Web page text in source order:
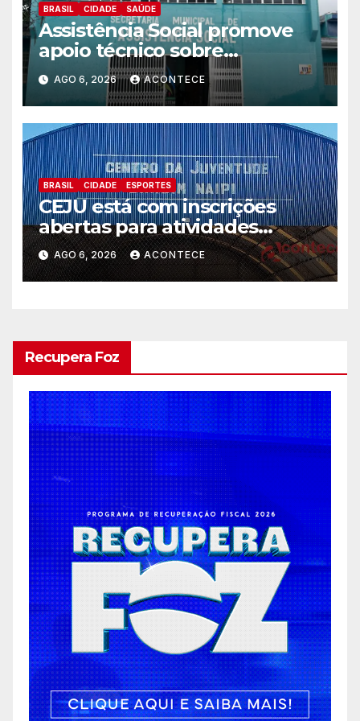
BRASIL CIDADE SAÚDE
Assistência Social promove
apoio técnico sobre
preparação e resposta a
situações de emergência e
calamidade pública
AGO 6, 2026 ACONTECE
BRASIL CIDADE ESPORTES
CEJU está com inscrições
abertas para atividades
gratuitas
AGO 6, 2026 ACONTECE
Recupera Foz